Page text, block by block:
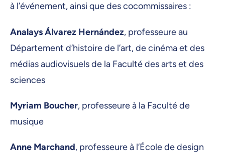
à l’événement, ainsi que des cocommissaires :
Analays Álvarez Hernández, professeure au
Département d’histoire de l’art, de cinéma et des
médias audiovisuels de la Faculté des arts et des
sciences
Myriam Boucher, professeure à la Faculté de
musique
Anne Marchand, professeure à l’École de design